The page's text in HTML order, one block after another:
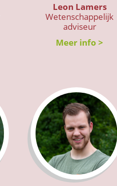
Leon Lamers
Wetenschappelijk
adviseur
Meer info >